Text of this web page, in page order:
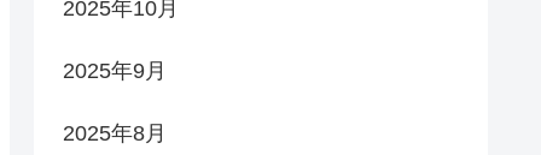
2025年10月
2025年9月
2025年8月